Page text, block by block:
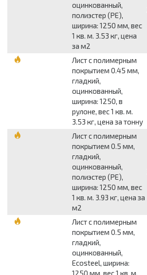
оцинкованный,
полиэстер (PE),
ширина: 1250 мм, вес
1 кв. м. 3.53 кг, цена
за м2
Лист с полимерным
покрытием 0.45 мм,
гладкий,
оцинкованный,
ширина: 1250, в
рулоне, вес 1 кв. м.
3.53 кг, цена за тонну
Лист с полимерным
покрытием 0.5 мм,
гладкий,
оцинкованный,
полиэстер (PE),
ширина: 1250 мм, вес
1 кв. м. 3.93 кг, цена за
м2
Лист с полимерным
покрытием 0.5 мм,
гладкий,
оцинкованный,
Ecosteel, ширина:
1250 мм, вес 1 кв. м.